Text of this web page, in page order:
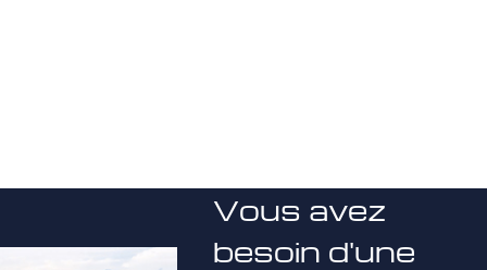
Vous avez
besoin d'une